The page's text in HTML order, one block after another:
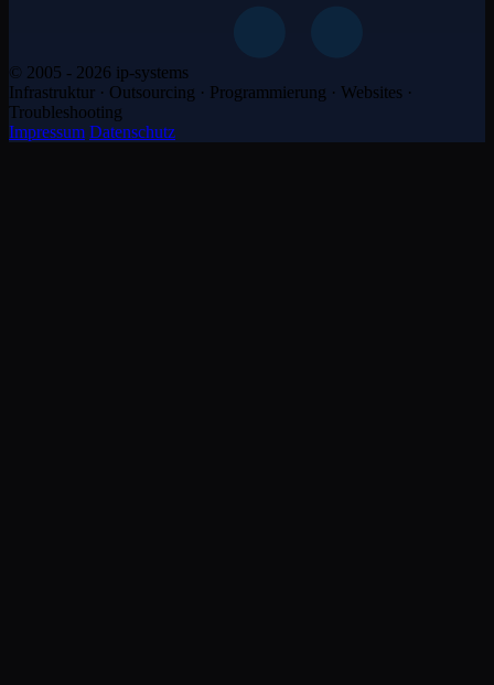
© 2005 - 2026 ip-systems
Infrastruktur · Outsourcing · Programmierung · Websites ·
Troubleshooting
Impressum Datenschutz